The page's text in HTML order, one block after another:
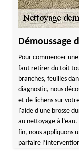
Démoussage
Pour commencer
faut retirer du toit
branches, feuilles
diagnostic, nous
et de lichens sur
l'aide d'une brosse
au nettoyage à
fin, nous appliquons
parfaire